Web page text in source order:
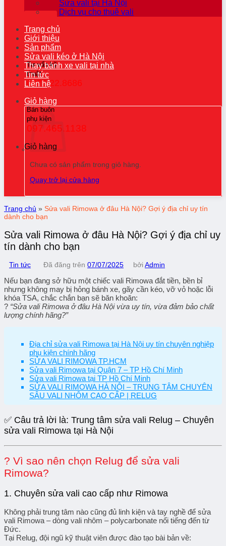
Tư vấn kỹ
thuật
0976.22.8686
Bán buôn
phụ kiện
097.465.1138
Giỏ hàng
Sửa vali tại Hà Nội
Dịch vụ cho thuê vali
Trang chủ
Giới thiệu
Sản phẩm
Sửa vali kéo ở Hà Nội
Thay bánh xe vali tại nhà
Tin tức
Liên hệ
Giỏ hàng
Chưa có sản phẩm trong giỏ hàng.
Quay trở lại cửa hàng
Trang chủ » Sửa vali Rimowa ở đâu Hà Nội? Gợi ý địa chỉ uy tín
dành cho bạn
Sửa vali Rimowa ở đâu Hà Nội? Gợi ý địa chỉ uy
tín dành cho bạn
Tin tức Đã đăng trên 07/07/2025 bởi Admin
Nếu bạn đang sở hữu một chiếc vali Rimowa đắt tiền, bền bỉ
nhưng không may bị hỏng bánh xe, gãy cần kéo, vỡ vỏ hoặc lỗi
khóa TSA, chắc chắn bạn sẽ băn khoăn:
? “Sửa vali Rimowa ở đâu Hà Nội vừa uy tín, vừa đảm bảo chất
lượng chính hãng?”
Địa chỉ sửa vali Rimowa tại Hà Nội uy tín chuyên nghiệp
phụ kiện chính hãng
SỬA VALI RIMOWA TP.HCM
Sửa vali Rimowa tại Quận 7 – TP Hồ Chí Minh
Sửa vali Rimowa tại TP Hồ Chí Minh
SỬA VALI RIMOWA HÀ NỘI – TRUNG TÂM CHUYÊN
SÂU VALI NHÔM CAO CẤP | RELUG
✅ Câu trả lời là: Trung tâm sửa vali Relug – Chuyên
sửa vali Rimowa tại Hà Nội
? Vì sao nên chọn Relug để sửa vali
Rimowa?
1. Chuyên sửa vali cao cấp như Rimowa
Không phải trung tâm nào cũng đủ linh kiện và tay nghề để sửa
vali Rimowa – dòng vali nhôm – polycarbonate nổi tiếng đến từ
Đức.
Tại Relug, đội ngũ kỹ thuật viên được đào tạo bài bản về: